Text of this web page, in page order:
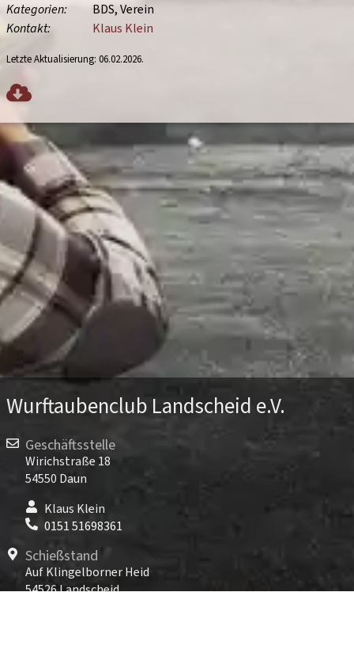
Kategorien
BDS Verein
Kontakt
Klaus Klein
Letzte Aktualisierung: 06.02.2026.
Wurftaubenclub Landscheid e.V.
Geschäftsstelle
Wirichstraße 18
54550 Daun
Klaus Klein
0151 51698361
Schießstand
Auf Klingelborner Heid
54526 Landscheid